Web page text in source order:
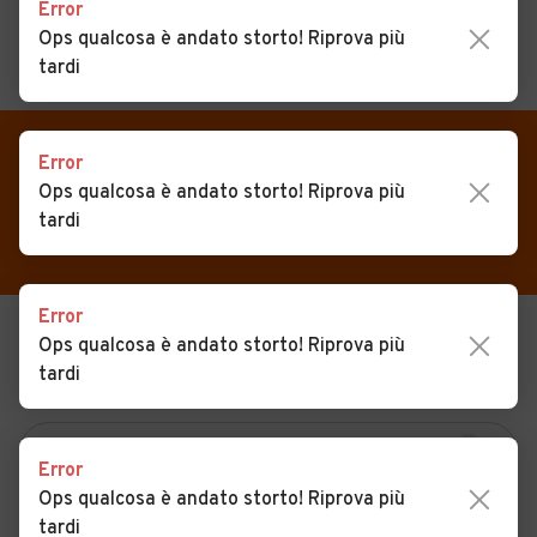
CERCA
Auto
Auto usate
Auto Km 0
Noleggio a lungo termine
Camper
VENDI
MAGAZINE
ACCEDI
Auto usate in vendita
USATO
NUOVO
Error
Ops qualcosa è andato storto! Riprova più
tardi
Error
Ops qualcosa è andato storto! Riprova più
tardi
Error
Ops qualcosa è andato storto! Riprova più
tardi
Error
Ops qualcosa è andato storto! Riprova più
tardi